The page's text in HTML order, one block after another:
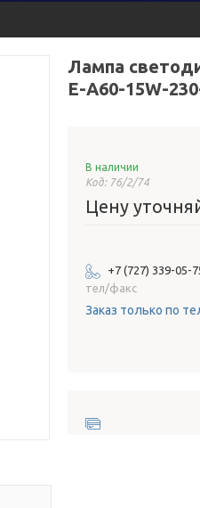
Лампа
E-A60-15W-
В наличии
Код: 76/2/74
Цену
+7 (727) 339-05-
тел/факс
Заказ только по